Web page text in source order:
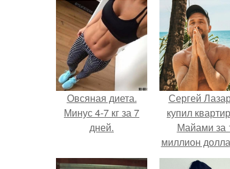
Овсяная диета.
Минус 4-7 кг за 7
дней.
Сергей
купил
Майами за
миллион